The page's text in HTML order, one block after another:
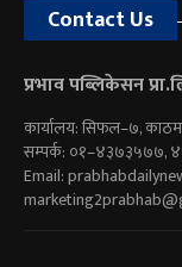
Contact Us
प्रभाव पब्लिकेसन
कार्यालय: सिफल–७,
सम्पर्क: ०१–४३७३५७७,
Email: